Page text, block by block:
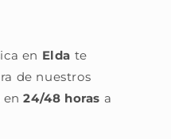
en Elda te
de nuestros
en24/48 horas a